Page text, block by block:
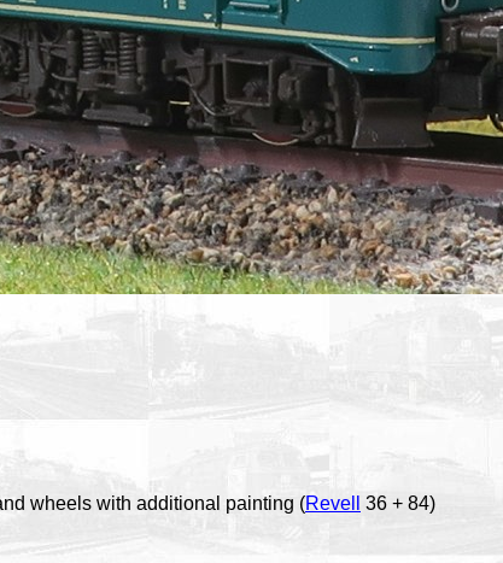
wheels with additional painting (Revell
36 + 84)